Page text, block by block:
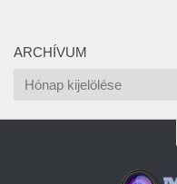
ARCHÍVUM
Archívum